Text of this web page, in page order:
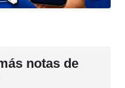
notas de